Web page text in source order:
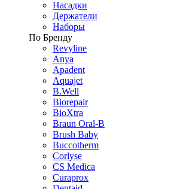
Насадки
Держатели
Наборы
По Бренду
Revyline
Anya
Apadent
Aquajet
B.Well
Biorepair
BioXtra
Braun Oral-B
Brush Baby
Buccotherm
Corlyse
CS Medica
Curaprox